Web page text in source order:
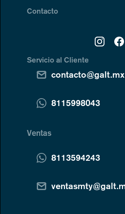
Contacto
Servicio al Cliente
contacto@galt.mx
8115998043
Ventas
8113594243